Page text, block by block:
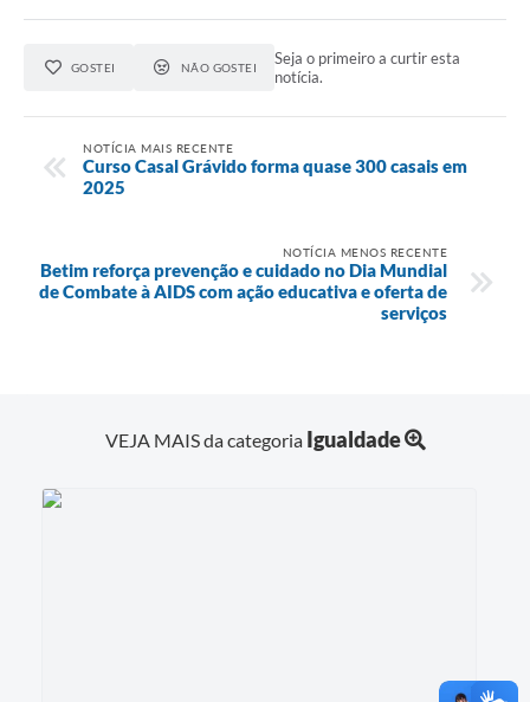
GOSTEI NÃO GOSTEI
Seja o primeiro a curtir esta
notícia.
NOTÍCIA MAIS RECENTE
Curso Casal Grávido forma quase 300 casais em
2025
NOTÍCIA MENOS RECENTE
Betim reforça prevenção e cuidado no Dia Mundial
de Combate à AIDS com ação educativa e oferta de
serviços
VEJA MAIS da categoria Igualdade